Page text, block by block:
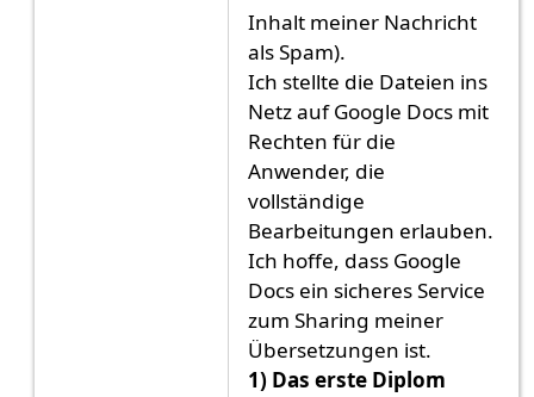
Inhalt meiner Nachricht
als Spam).
Ich stellte die Dateien ins
Netz auf Google Docs mit
Rechten für die
Anwender, die
vollständige
Bearbeitungen erlauben.
Ich hoffe, dass Google
Docs ein sicheres Service
zum Sharing meiner
Übersetzungen ist.
1) Das erste Diplom